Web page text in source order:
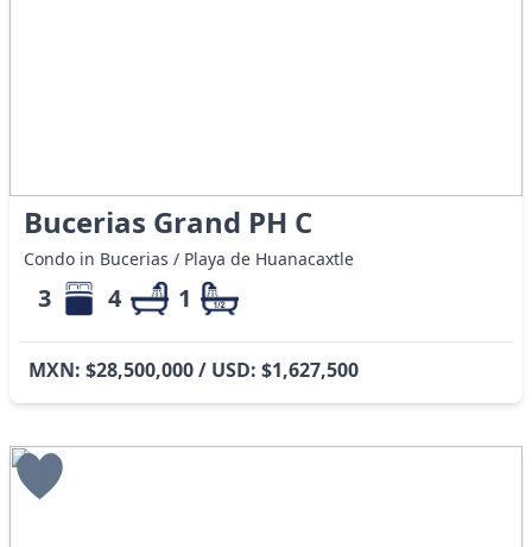
Bucerias Grand PH C
Condo in Bucerias / Playa de Huanacaxtle
3 4 1
MXN: $28,500,000 / USD: $1,627,500